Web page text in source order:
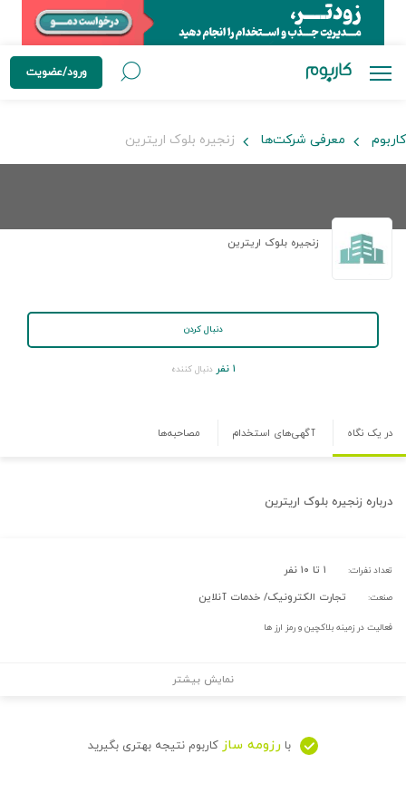
ورود/عضویت
کاربوم معرفی شرکت‌ها زنجیره بلوک اریترین
زنجیره بلوک اریترین
دنبال کردن
۱ نفر دنبال کننده
در یک نگاه آگهی‌های استخدام مصاحبه‌ها
درباره زنجیره بلوک اریترین
تعداد نفرات: ۱ تا ۱۰ نفر
صنعت: تجارت الکترونیک/ خدمات آنلاین
فعالیت در زمینه بلاکچین و رمز ارز ها
نمایش بیشتر
با رزومه ساز کاربوم نتیجه بهتری بگیرید